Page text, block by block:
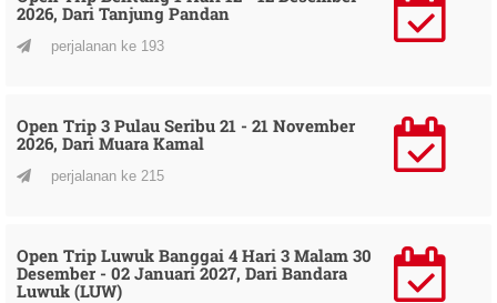
2026, Dari Tanjung Pandan
perjalanan ke 193
Open Trip 3 Pulau Seribu 21 - 21 November
2026, Dari Muara Kamal
perjalanan ke 215
Open Trip Luwuk Banggai 4 Hari 3 Malam 30
Desember - 02 Januari 2027, Dari Bandara
Luwuk (LUW)